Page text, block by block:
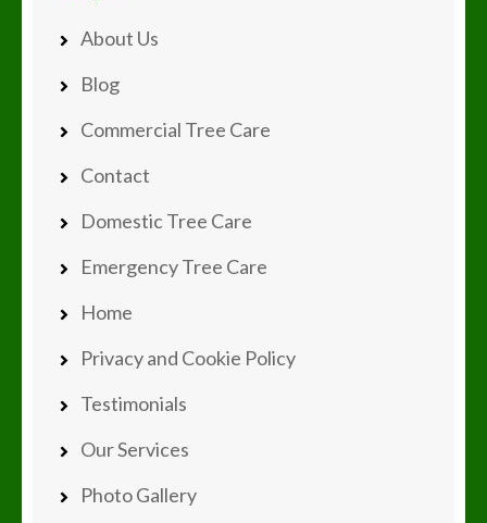
About Us
Blog
Commercial Tree Care
Contact
Domestic Tree Care
Emergency Tree Care
Home
Privacy and Cookie Policy
Testimonials
Our Services
Photo Gallery